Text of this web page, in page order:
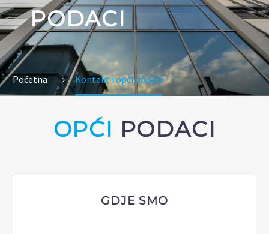
PODACI
Početna Kontakt i opći podaci
OPĆI PODACI
GDJE SMO